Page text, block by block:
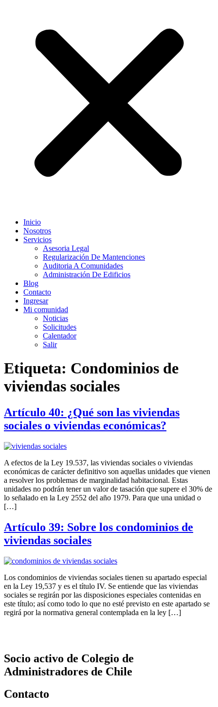
Inicio
Nosotros
Servicios
Asesoria Legal
Regularización De Mantenciones
Auditoria A Comunidades
Administración De Edificios
Blog
Contacto
Ingresar
Mi comunidad
Noticias
Solicitudes
Calentador
Salir
Etiqueta: Condominios de
viviendas sociales
Artículo 40: ¿Qué son las viviendas
sociales o viviendas económicas?
A efectos de la Ley 19.537, las viviendas sociales o viviendas
económicas de carácter definitivo son aquellas unidades que vienen
a resolver los problemas de marginalidad habitacional. Estas
unidades no podrán tener un valor de tasación que supere el 30% de
lo señalado en la Ley 2552 del año 1979. Para que una unidad o
[…]
Artículo 39: Sobre los condominios de
viviendas sociales
Los condominios de viviendas sociales tienen su apartado especial
en la Ley 19,537 y es el título IV. Se entiende que las viviendas
sociales se regirán por las disposiciones especiales contenidas en
este título; así como todo lo que no esté previsto en este apartado se
regirá por la normativa general contemplada en la ley […]
Socio activo de Colegio de
Administradores de Chile
Contacto